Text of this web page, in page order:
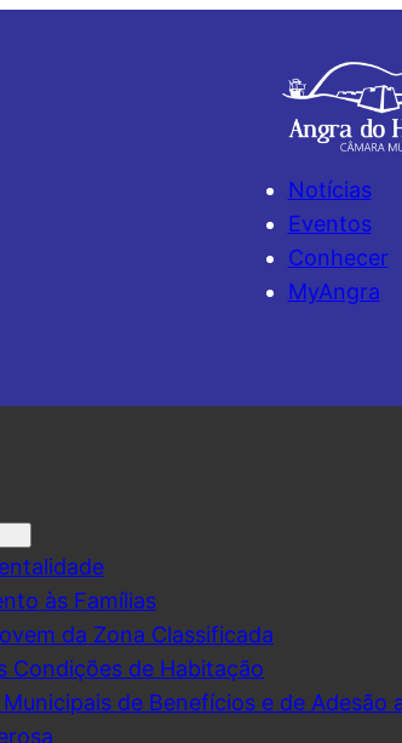
Notícias
Eventos
Conhecer
MyAngra
às Famílias
da Zona Classificada
Condições de Habitação
de Benefícios e de Adesão